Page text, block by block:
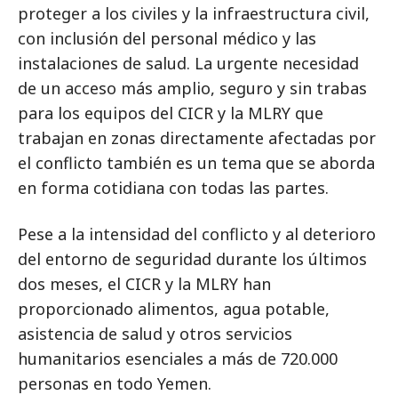
proteger a los civiles y la infraestructura civil,
con inclusión del personal médico y las
instalaciones de salud. La urgente necesidad
de un acceso más amplio, seguro y sin trabas
para los equipos del CICR y la MLRY que
trabajan en zonas directamente afectadas por
el conflicto también es un tema que se aborda
en forma cotidiana con todas las partes.
Pese a la intensidad del conflicto y al deterioro
del entorno de seguridad durante los últimos
dos meses, el CICR y la MLRY han
proporcionado alimentos, agua potable,
asistencia de salud y otros servicios
humanitarios esenciales a más de 720.000
personas en todo Yemen.